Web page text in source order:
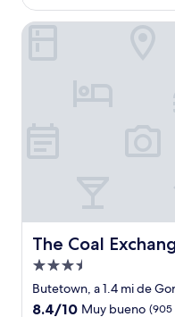
opiniones)
The Coal
The Coal Exchange
Propiedad
de
3.5
Butetown, a 1.4 mi de
8.4
8.4/10 Muy bueno (905
The Coal Exchange Hotel